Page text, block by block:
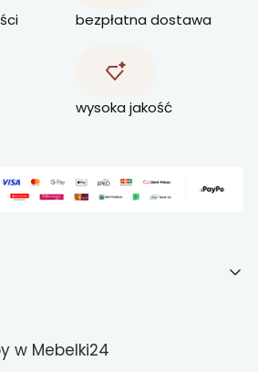
bezpłatna dostawa
wysoka jakość
w Mebelki24